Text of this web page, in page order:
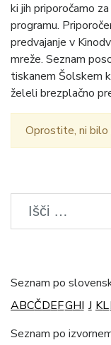
ki jih priporočamo
programu.
predvajanje v
mreže. Seznam
tiskanem Šolskem
želeli brezplačno
Oprostite, ni bilo
Seznam po
ABCČDEFGHI J KL
Seznam po